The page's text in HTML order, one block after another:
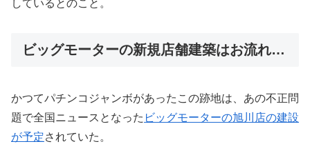
しているとのこと。
ビッグモーターの新規店舗建築はお流れ…
かつてパチンコジャンボがあったこの跡地は、あの不正問
題で全国ニュースとなった ビッグモーターの旭川店の建設
が予定されていた。